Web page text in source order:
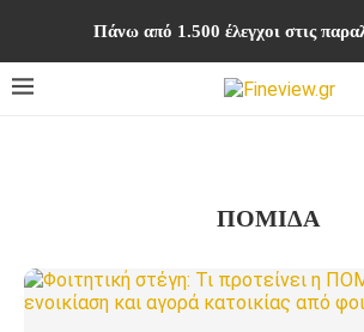
Πάνω από 1.500 έλεγχοι στις
ΠΟΜΙΔΑ